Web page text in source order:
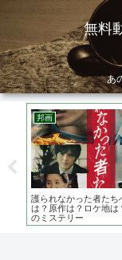
無料
あ
邦画
護られなかった者たち
は？原作は？ロケ地は
のミステリー